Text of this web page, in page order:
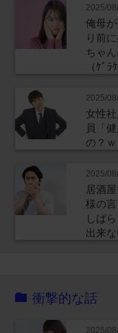
2025/
俺母
り前
ちゃ
（ｹﾞﾗ
2025/
女性
員「
の？ｗ
2025/
居酒
様の
しば
出来
衝撃的な話
2025/